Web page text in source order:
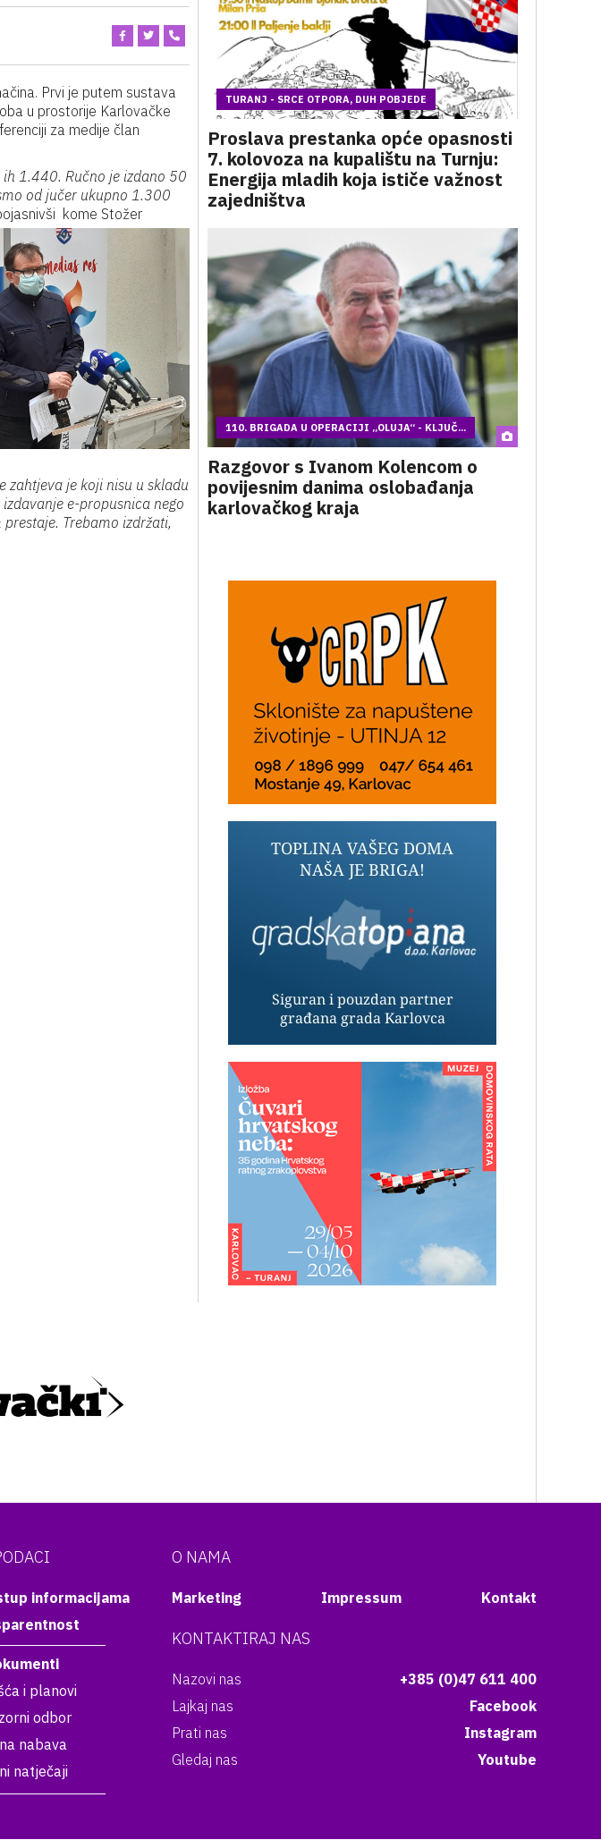
Prvi je putem sustava
u prostorije Karlovačke
za medije član
1.440. Ručno je izdano 50
od jučer ukupno 1.300
kome Stožer
zahtjeva je koji nisu u skladu
e-propusnica nego
Trebamo izdržati,
TURANJ - SRCE OTPORA, DUH POBJEDE
Proslava prestanka opće opasnosti
7. kolovoza na kupalištu na Turnju:
Energija mladih koja ističe važnost
zajedništva
110. BRIGADA U OPERACIJI „OLUJA“ - KLJUČ...
Razgovor s Ivanom Kolencom o
povijesnim danima oslobađanja
karlovačkog kraja
informacijama
i planovi
odbor
nabava
natječaji
O NAMA
Marketing Impressum Kontakt
KONTAKTIRAJ NAS
Nazovi nas
+385 (0)47 611 400
Lajkaj nas
Facebook
Prati nas
Instagram
Gledaj nas
Youtube